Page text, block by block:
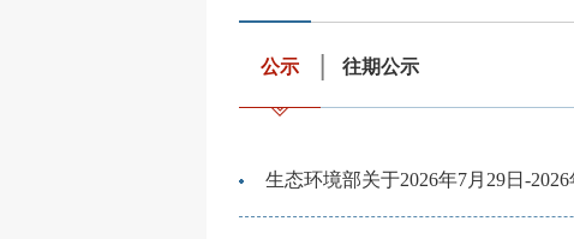
公示 往期公示
生态环境部关于2026年7月29日-